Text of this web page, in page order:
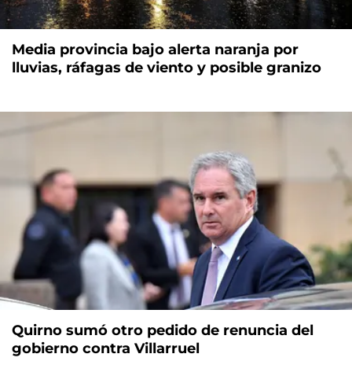
Media provincia bajo alerta naranja por
lluvias, ráfagas de viento y posible granizo
Quirno sumó otro pedido de renuncia del
gobierno contra Villarruel